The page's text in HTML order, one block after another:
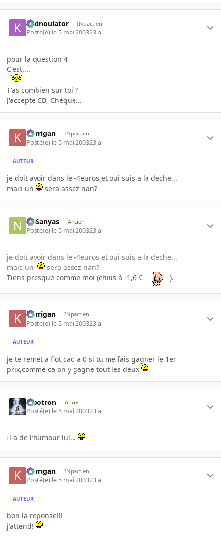
kikinoulator INpactien
Posté(e) le 5 mai 200323 a
pour la question 4
C'est....
T'as combien sur toi ?
J'accepte CB, Chéque...
korrigan INpactien
Posté(e) le 5 mai 200323 a
AUTEUR
je doit avoir dans le -4euros,et oui suis a la deche...
mais un
sera assez nan?
NilSanyas Ancien
Posté(e) le 5 mai 200323 a
je doit avoir dans le -4euros,et oui suis a la deche...
mais un
sera assez nan?
Tiens presque comme moi (chius à -1,6 €
).
korrigan INpactien
Posté(e) le 5 mai 200323 a
AUTEUR
je te remet a flot,cad a 0 si tu me fais gagner le 1er
prix,comme ca on y gagne tout les deux
Pipotron Ancien
Posté(e) le 5 mai 200323 a
Il a de l'humour lui...
korrigan INpactien
Posté(e) le 5 mai 200323 a
AUTEUR
bon la reponse!!!
j'attend!